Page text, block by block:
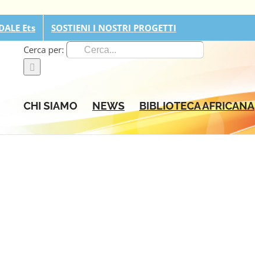
Ets
SOSTIENI I NOSTRI PROGETTI
Cerca per:
CHI SIAMO NEWS BIBLIOTECA AFRICANA